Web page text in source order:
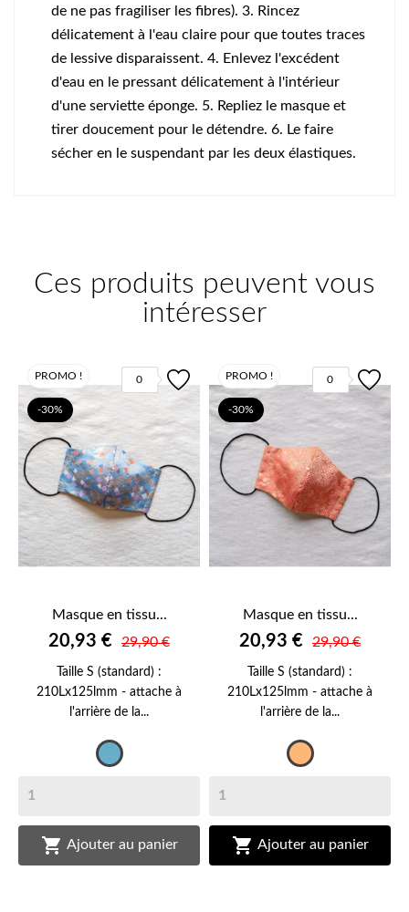
de ne pas fragiliser les fibres). 3. Rincez
délicatement à l'eau claire pour que toutes traces
de lessive disparaissent. 4. Enlevez l'excédent
d'eau en le pressant délicatement à l'intérieur
d'une serviette éponge. 5. Repliez le masque et
tirer doucement pour le détendre. 6. Le faire
sécher en le suspendant par les deux élastiques.
Ces produits peuvent vous
intéresser
0
PROMO !
-30%
Masque en tissu...
20,93 € 29,90 €
Taille S (standard) :
210Lx125lmm - attache à
l'arrière de la...
Bleu
 Ajouter au panier
0
PROMO !
-30%
Masque en tissu...
20,93 € 29,90 €
Taille S (standard) :
210Lx125lmm - attache à
l'arrière de la...
Orange
 Ajouter au panier